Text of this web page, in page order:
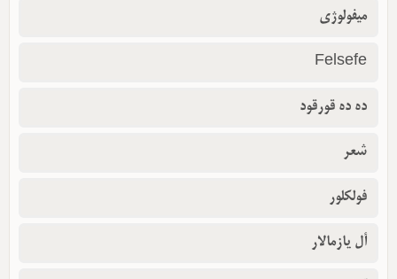
میفولوژی
Felsefe
ده ده قورقود
شعر
فولکلور
أل یازمالار